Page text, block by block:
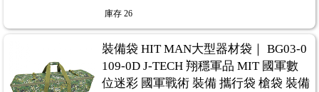
庫存 26
裝備袋 HIT MAN大型器材袋｜ BG03-0
109-0D J-TECH 翔穩軍品 MIT 國軍數
位迷彩 國軍戰術 裝備 攜行袋 槍袋 裝備